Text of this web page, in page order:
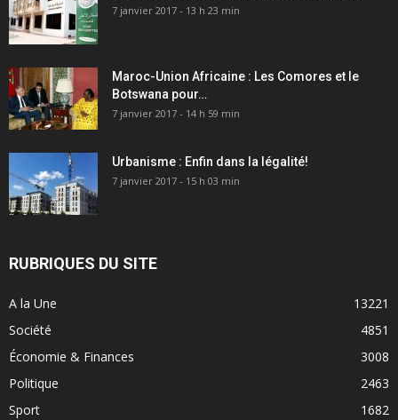
7 janvier 2017 - 13 h 23 min
Maroc-Union Africaine : Les Comores et le
Botswana pour…
7 janvier 2017 - 14 h 59 min
Urbanisme : Enfin dans la légalité!
7 janvier 2017 - 15 h 03 min
RUBRIQUES DU SITE
A la Une
13221
Société
4851
Économie & Finances
3008
Politique
2463
Sport
1682